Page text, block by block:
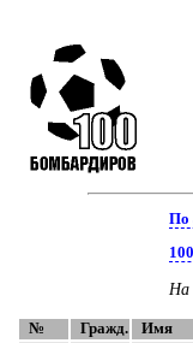
По
На
№ Гражд. Имя